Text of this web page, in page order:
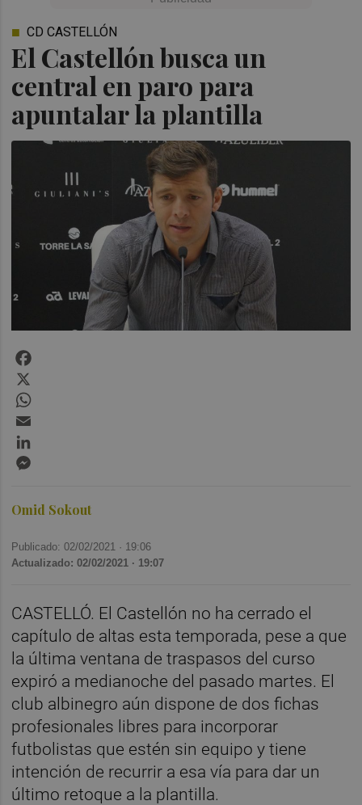
El Castellón busca un
central en paro para
apuntalar la plantilla
CD CASTELLÓN
Omid Sokout
Publicado: 02/02/2021 · 19:06
Actualizado: 02/02/2021 · 19:07
CASTELLÓ. El Castellón no ha cerrado el
capítulo de altas esta temporada, pese a que
la última ventana de traspasos del curso
expiró a medianoche del pasado martes. El
club albinegro aún dispone de dos fichas
profesionales libres para incorporar
futbolistas que estén sin equipo y tiene
intención de recurrir a esa vía para dar un
último retoque a la plantilla.